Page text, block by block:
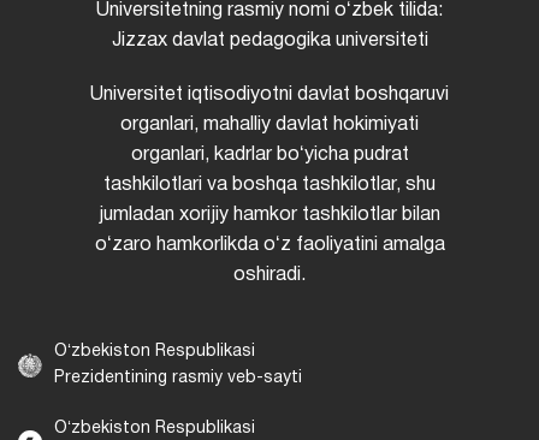
Universitetning rasmiy nomi oʻzbek tilida:
Jizzax davlat pedagogika universiteti
Universitet iqtisodiyotni davlat boshqaruvi
organlari, mahalliy davlat hokimiyati
organlari, kadrlar boʻyicha pudrat
tashkilotlari va boshqa tashkilotlar, shu
jumladan xorijiy hamkor tashkilotlar bilan
oʻzaro hamkorlikda oʻz faoliyatini amalga
oshiradi.
Oʻzbekiston Respublikasi
Prezidentining rasmiy veb-sayti
Oʻzbekiston Respublikasi